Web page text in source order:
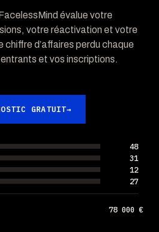
évalue votre
votre réactivation et votre
d’affaires perdu chaque
et vos inscriptions.
GRATUIT→
48
31
12
27
78 000 €